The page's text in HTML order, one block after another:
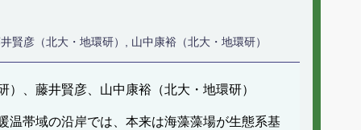
彦（北大・地環研）, 山中康裕（北大・地環研）
、藤井賢彦、山中康裕（北大・地環研）
温帯域の沿岸では、本来は海藻藻場が生態系基